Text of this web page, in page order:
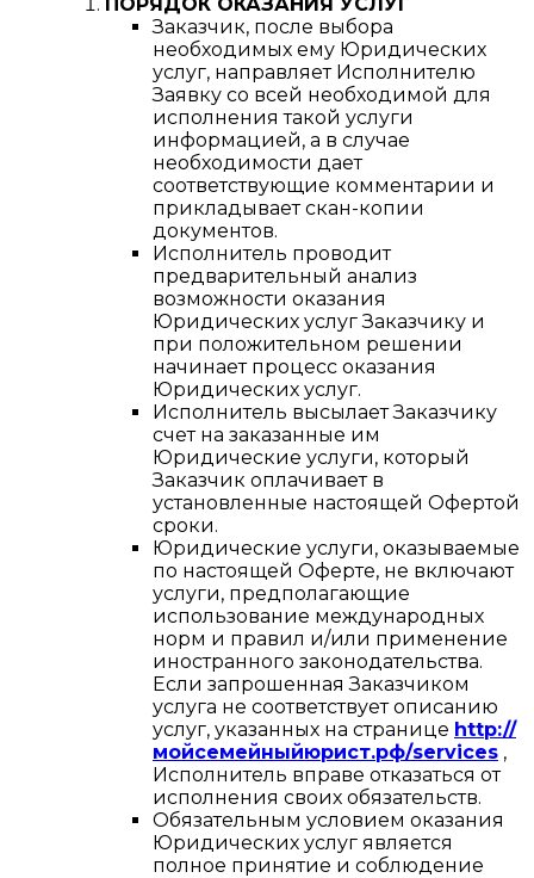
Заказчик, после выбора
необходимых ему Юридических
услуг, направляет Исполнителю
Заявку со всей необходимой для
исполнения такой услуги
информацией, а в случае
необходимости дает
соответствующие комментарии и
прикладывает скан-копии
документов.
Исполнитель проводит
предварительный анализ
возможности оказания
Юридических услуг Заказчику и
при положительном решении
начинает процесс оказания
Юридических услуг.
Исполнитель высылает Заказчику
счет на заказанные им
Юридические услуги, который
Заказчик оплачивает в
установленные настоящей Офертой
сроки.
Юридические услуги, оказываемые
по настоящей Оферте, не включают
услуги, предполагающие
использование международных
норм и правил и/или применение
иностранного законодательства.
Если запрошенная Заказчиком
услуга не соответствует описанию
услуг, указанных на странице http://
мойсемейныйюрист.рф/services ,
Исполнитель вправе отказаться от
исполнения своих обязательств.
Обязательным условием оказания
Юридических услуг является
полное принятие и соблюдение